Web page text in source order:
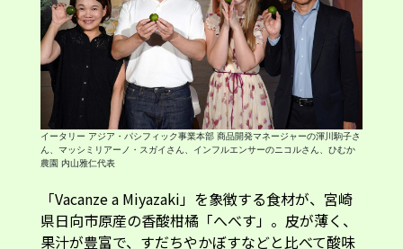
イータリー アジア・パシフィック事業本部 商品開発マネージャーの渾川駒子さ
ん、マッシミリアーノ・スガイさん、インフルエンサーのニコルさん、ひむか
農園 内山雅仁代表
「Vacanze a Miyazaki」を象徴する食材が、宮崎
県日向市原産の香酸柑橘「へべす」。皮が薄く、
果汁が豊富で、すだちやかぼすなどと比べて酸味